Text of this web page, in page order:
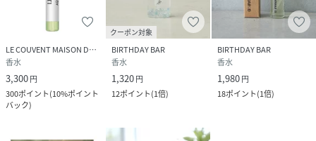
LE COUVENT MAISON DE PARFUM
香水
3,300円
300ポイント(10%ポイント
バック)
クーポン対象
BIRTHDAY BAR
香水
1,320円
12ポイント(1倍)
BIRTHDAY BAR
香水
1,980円
18ポイント(1倍)